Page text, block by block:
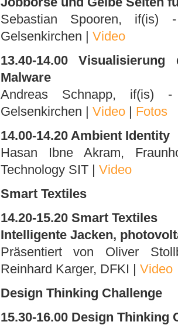
Sebastian Spooren, if(is)
Gelsenkirchen | Video
13.40-14.00
Malware
Andreas Schnapp, if(is)
Gelsenkirchen | Video| Fotos
14.00-14.20 Ambient Identity
Hasan Ibne Akram,
Technology SIT | Video
Smart Textiles
14.20-15.20 Smart Textiles
Intelligente Jacken,
Präsentiert von Oliver
Reinhard Karger, DFKI | Video
Design Thinking Challenge
15.30-16.00 Design Thinking